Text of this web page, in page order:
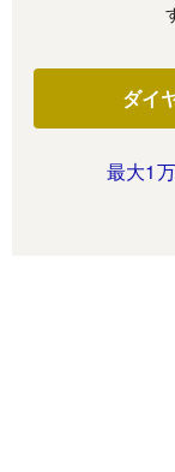
ダイ
最大1